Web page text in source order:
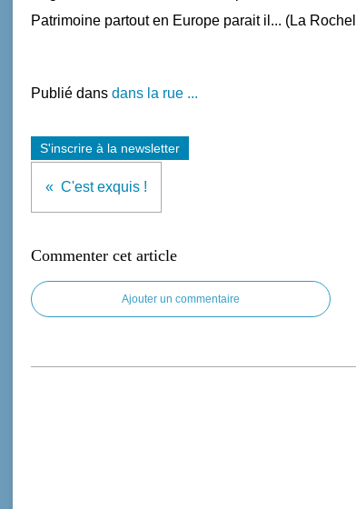
Patrimoine partout en Europe parait il... (La
Publié dans dans la rue ...
S'inscrire à la newsletter
C'est exquis !
Commenter cet article
Ajouter un commentaire